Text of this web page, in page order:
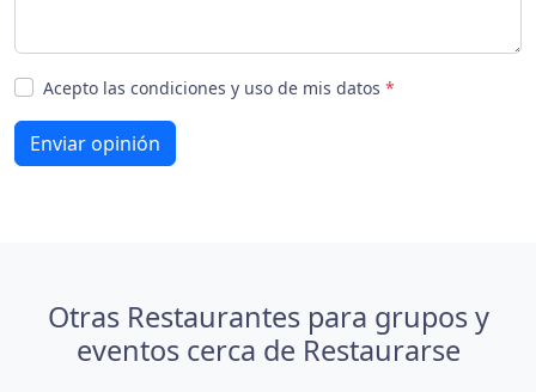
Acepto las condiciones y uso de mis datos *
Enviar opinión
Otras Restaurantes para grupos y
eventos cerca de Restaurarse